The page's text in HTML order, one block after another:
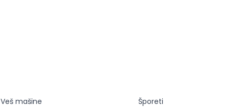
Veš mašine Šporeti